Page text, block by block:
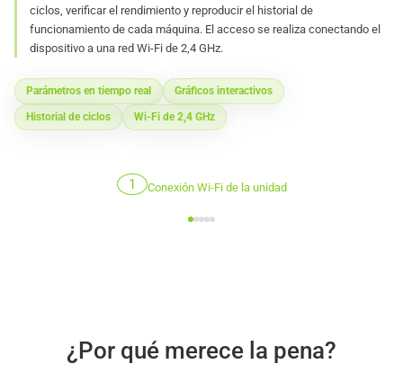
ciclos, verificar el rendimiento y reproducir el historial de
funcionamiento de cada máquina. El acceso se realiza conectando el
dispositivo a una red Wi-Fi de 2,4 GHz.
Parámetros en tiempo real
Gráficos interactivos
Historial de ciclos
Wi-Fi de 2,4 GHz
1 Conexión Wi-Fi de la unidad
¿Por qué merece la pena?